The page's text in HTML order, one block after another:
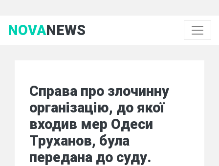
NOVANEWS
Справа про злочинну
організацію, до якої
входив мер Одеси
Труханов, була
передана до суду.